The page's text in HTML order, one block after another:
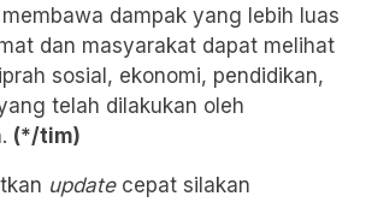
dampak yang lebih luas
dan masyarakat dapat melihat
sosial, ekonomi, pendidikan,
telah dilakukan oleh
(*/tim)
updatecepat silakan